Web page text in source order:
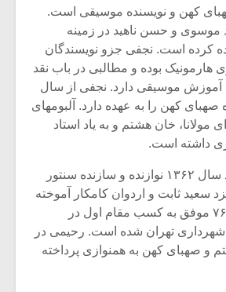
کهن و نویسنده موسیقی است.
و حسن ناهید در زمینه
کرده است. نجفی جزو نویسندگان
هارمونیک بوده و مطالبی در باب نقد
موسیقی دارد. نجفی از سال
صهبای کهن را به عهده دارد. آلبومهای
مولانا، خان هشتم و به یاد استاد
داشته است.
متولد سال ۱۳۶۲ نوازنده و سازنده سنتور
سعید ثابت و اردوان کامکار آموخته
است. وی در سال ۷۶ موفق به کسب مقام اول در
تهران شده است. رحیمی در
و صهبای کهن به همنوازی پرداخته